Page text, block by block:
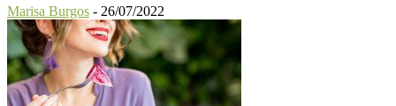
Marisa Burgos - 26/07/2022